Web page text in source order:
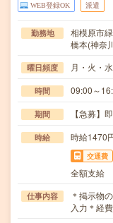
WEB登録OK 派遣
勤務地
相模原市
橋本(神奈
曜日頻度 月・火・
時間 09:00～
期間 【急募】
時給 時給1470
交通費
全額支給
仕事内容
＊掲示物
入力＊経